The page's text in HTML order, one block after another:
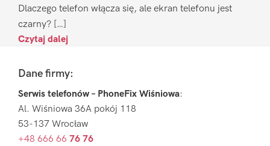
Dlaczego telefon włącza się, ale ekran telefonu jest
czarny? […]
Czytaj dalej
FooterDane firmy:
Serwis telefonów – PhoneFix Wiśniowa:
Al. Wiśniowa 36A pokój 118
53-137 Wrocław
+48 666 66 76 76